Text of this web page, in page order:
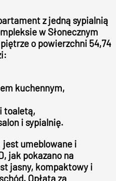
z jedną sypialnią
w Słonecznym
o powierzchni 54,74
kuchennym,
toaletą,
i sypialnię.
umeblowane i
jak pokazano na
jasny, kompaktowy i
Opłata za